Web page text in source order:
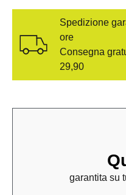
Spedizione
ore
Consegna
29,90
garantita su